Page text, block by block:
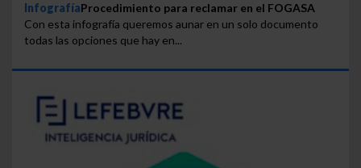
InfografíaProcedimiento para reclamar en el FOGASA
Con esta infografía queremos aunar en un solo documento
todas las opciones que hay en...